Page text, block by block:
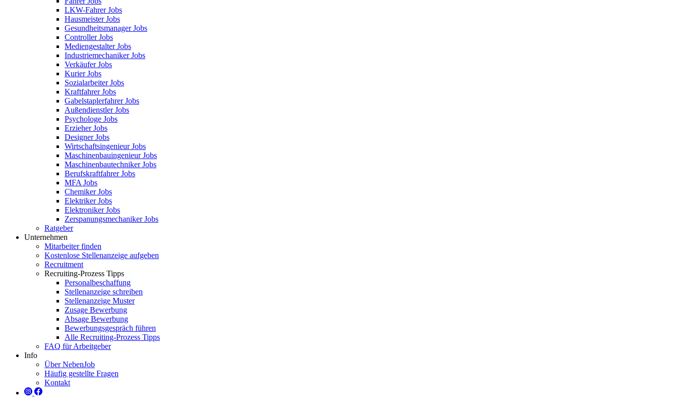
LKW-Fahrer Jobs
Hausmeister Jobs
Gesundheitsmanager Jobs
Controller Jobs
Mediengestalter Jobs
Industriemechaniker Jobs
Verkäufer Jobs
Kurier Jobs
Sozialarbeiter Jobs
Kraftfahrer Jobs
Gabelstaplerfahrer Jobs
Außendienstler Jobs
Psychologe Jobs
Erzieher Jobs
Designer Jobs
Wirtschaftsingenieur Jobs
Maschinenbauingenieur Jobs
Maschinenbautechniker Jobs
Berufskraftfahrer Jobs
MFA Jobs
Chemiker Jobs
Elektriker Jobs
Elektroniker Jobs
Zerspanungsmechaniker Jobs
Ratgeber
Unternehmen
Mitarbeiter finden
Kostenlose Stellenanzeige aufgeben
Recruitment
Recruiting-Prozess Tipps
Personalbeschaffung
Stellenanzeige schreiben
Stellenanzeige Muster
Zusage Bewerbung
Absage Bewerbung
Bewerbungsgespräch führen
Alle Recruiting-Prozess Tipps
FAQ für Arbeitgeber
Info
Über NebenJob
Häufig gestellte Fragen
Kontakt